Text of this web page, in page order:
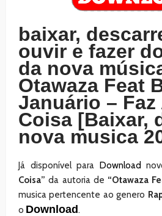
baixar,
ouvir e fazer
da nova
Otawaza Feat
Januário –
Coisa [Baixar,
nova musica
Já disponível para Download
Coisa” da autoria de “Otawaza
musica pertencente ao genero
o Download.